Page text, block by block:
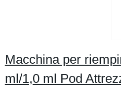
Macchina per
ml/1,0 ml Pod